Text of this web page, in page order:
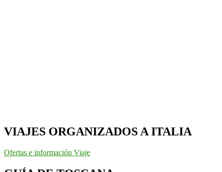
VIAJES ORGANIZADOS A ITALIA
Ofertas e información Viaje